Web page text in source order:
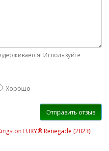
Используйте
Хорошо
Отправить отзыв
FURY® Renegade (2023)